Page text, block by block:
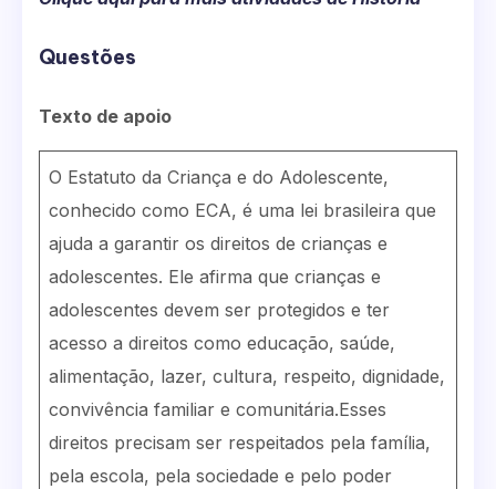
Questões
Texto de apoio
O Estatuto da Criança e do Adolescente,
conhecido como ECA, é uma lei brasileira que
ajuda a garantir os direitos de crianças e
adolescentes. Ele afirma que crianças e
adolescentes devem ser protegidos e ter
acesso a direitos como educação, saúde,
alimentação, lazer, cultura, respeito, dignidade,
convivência familiar e comunitária.Esses
direitos precisam ser respeitados pela família,
pela escola, pela sociedade e pelo poder